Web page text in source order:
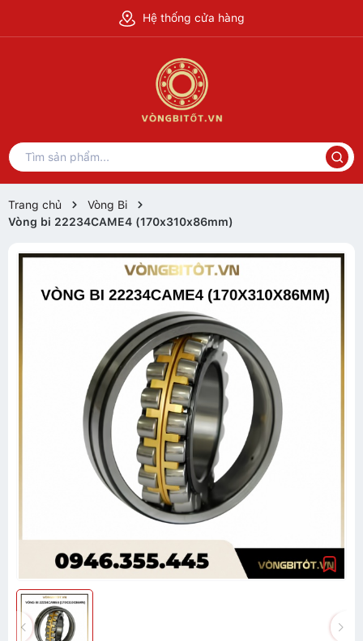
Hệ thống cửa hàng
Trang chủ
Vòng Bi
Vòng bi 22234CAME4 (170x310x86mm)